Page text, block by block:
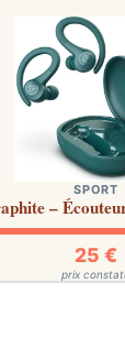
SPORT
–
25 €
prix